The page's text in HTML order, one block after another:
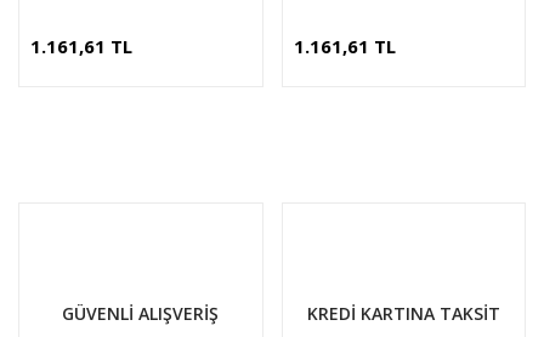
1.161,61 TL 1.161,61 TL
GÜVENLİ ALIŞVERİŞ KREDİ KARTINA TAKSİT